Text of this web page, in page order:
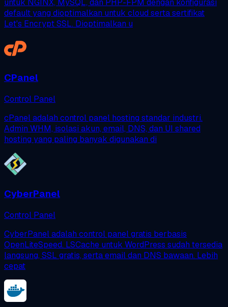
default yang dioptimalkan untuk cloud serta sertifikat
Let's Encrypt SSL. Dioptimalkan u
CPanel
Control Panel
cPanel adalah control panel hosting standar industri.
Admin WHM, isolasi akun, email, DNS, dan UI shared
hosting yang paling banyak digunakan di
CyberPanel
Control Panel
CyberPanel adalah control panel gratis berbasis
OpenLiteSpeed. LSCache untuk WordPress sudah tersedia
langsung, SSL gratis, serta email dan DNS bawaan. Lebih
cepat